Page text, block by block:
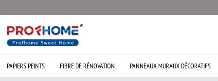
PAPIERS PEINTS FIBRE DE RÉNOVATION PANNEAUX MURAUX DÉCORATIFS